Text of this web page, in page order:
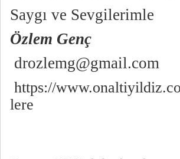
Saygı ve Sevgilerimle
Özlem Genç
drozlemg@gmail.com
https://
lere